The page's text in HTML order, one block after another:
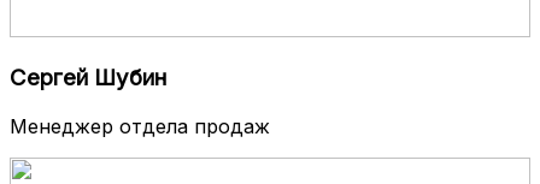
Сергей Шубин
Менеджер отдела продаж